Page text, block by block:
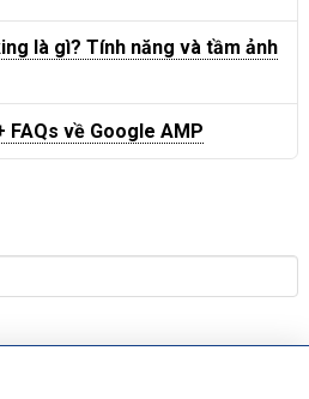
là gì? Tính năng và tầm ảnh
FAQs về Google AMP